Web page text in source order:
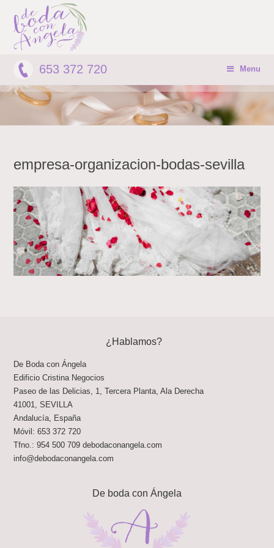
653 372 720 Menu
empresa-organizacion-bodas-sevilla
¿Hablamos?
De Boda con Ángela
Edificio Cristina Negocios
Paseo de las Delicias, 1, Tercera Planta, Ala Derecha
41001
,SEVILLA
Andalucía España
Móvil:653 372 720
Tfno.:954 500 709 debodaconangela.com
info@debodaconangela.com
De boda con Ángela